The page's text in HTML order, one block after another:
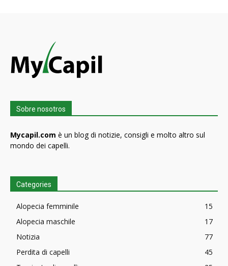
Sobre nosotros
Mycapil.com è un blog di notizie, consigli e molto altro sul
mondo dei capelli.
Categories
Alopecia femminile
15
Alopecia maschile
17
Notizia
77
Perdita di capelli
45